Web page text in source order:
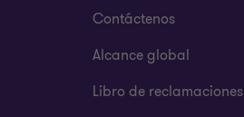
Contáctenos
Alcance global
Libro de reclamaciones